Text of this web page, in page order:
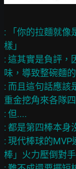
: 「你的拉麵就像
樣」
: 這其實是負評，
味，導致整碗麵
: 而且這句話應該
重金挖角來各隊四
: 但....
: 都是第四棒本身
: 現代棒球的
棒」火力壓倒對手